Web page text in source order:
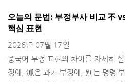
오늘의 문법: 부정부사 비교 不
핵심 표현
2026년 07월 17일
중국어 부정 표현의 차이를 자세히
정에, 沠은 과거 부정에, 别는 명령